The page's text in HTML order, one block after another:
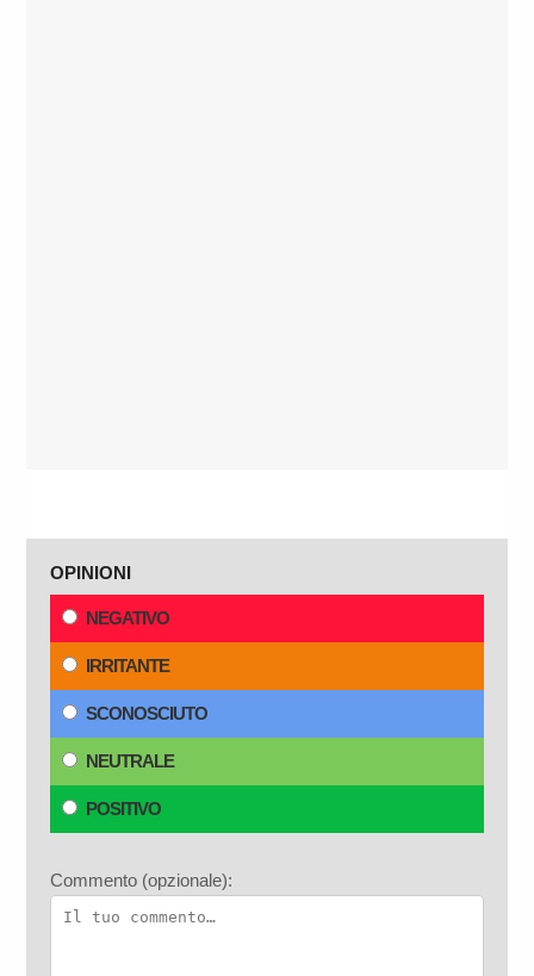
OPINIONI
NEGATIVO
IRRITANTE
SCONOSCIUTO
NEUTRALE
POSITIVO
Commento (opzionale):